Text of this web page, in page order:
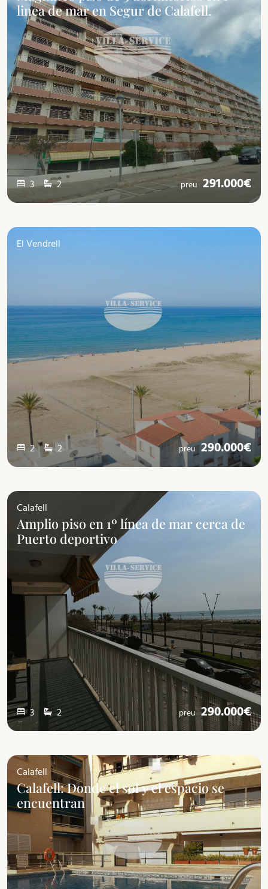
linea de mar en Segur de Calafell.
3 2 preu 291.000€
El Vendrell
2 2 preu290.000€
Calafell
Amplio piso en 1º línea de mar cerca de
Puerto deportivo
3 2 preu 290.000€
Calafell
Calafell: Donde el sol y el espacio se
encuentran